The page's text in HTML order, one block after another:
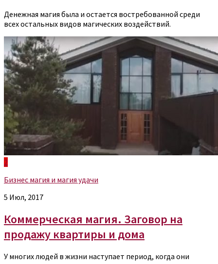
Денежная магия была и остается востребованной среди
всех остальных видов магических воздействий.
2
Бизнес магия и магия удачи
5 Июл, 2017
Коммерческая магия. Заговор на
продажу квартиры и дома
У многих людей в жизни наступает период, когда они